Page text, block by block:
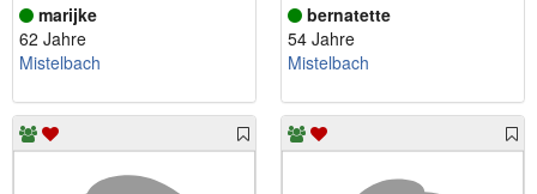
marijke
62 Jahre
Mistelbach
bernatette
54 Jahre
Mistelbach